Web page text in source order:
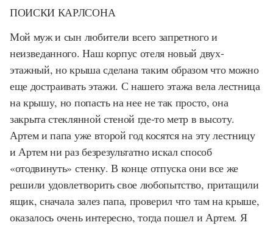
ПОИСКИ КАРЛСОНА
Мой муж и сын любители всего запретного и
неизведанного. Наш корпус отеля новый двух-
этажный, но крыша сделана таким образом что можно
еще достраивать этажи. С нашего этажа вела лестница
на крышу, но попасть на нее не так просто, она
закрыта стеклянной стеной где-то метр в высоту.
Артем и папа уже второй год косятся на эту лестницу
и Артем ни раз безрезультатно искал способ
«отодвинуть» стенку. В конце отпуска они все же
решили удовлетворить свое любопытство, притащили
ящик, сначала залез папа, проверил что там на крыше,
оказалось очень интересно, тогда пошел и Артем. Я